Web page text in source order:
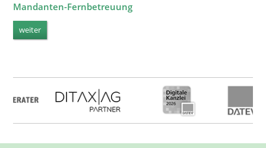
Mandanten-Fernbetreuung
weiter